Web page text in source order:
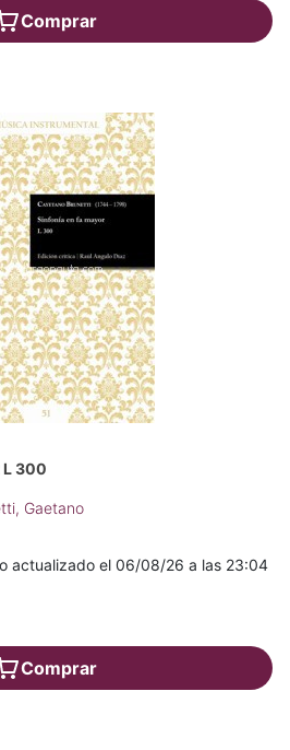
Comprar
L 300
Gaetano
actualizado el 06/08/26 a las 23:04
Comprar